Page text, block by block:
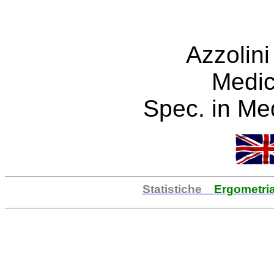
Spec. in
Statistiche